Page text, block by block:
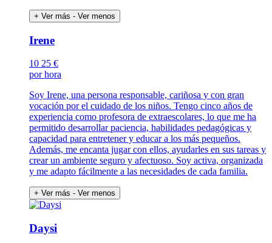
+ Ver más - Ver menos
Irene
10 25 €
por hora
Soy Irene, una persona responsable, cariñosa y con gran
vocación por el cuidado de los niños. Tengo cinco años de
experiencia como profesora de extraescolares, lo que me ha
permitido desarrollar paciencia, habilidades pedagógicas y
capacidad para entretener y educar a los más pequeños.
Además, me encanta jugar con ellos, ayudarles en sus tareas y
crear un ambiente seguro y afectuoso. Soy activa, organizada
y me adapto fácilmente a las necesidades de cada familia.
+ Ver más - Ver menos
Daysi